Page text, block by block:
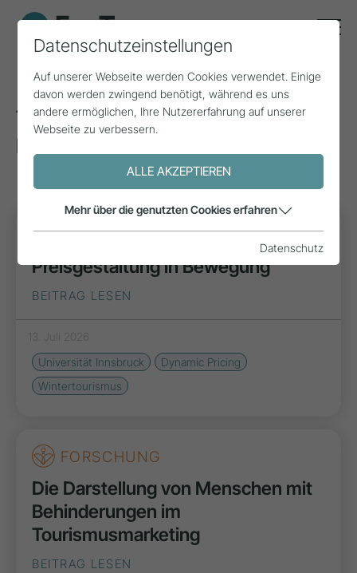
Tags zum Thema: Universität
Innsbruck
FORSCHUNG
Preisgestaltung in Bewegung
BEITRAG LESEN
13. Juli 2026
Universität Innsbruck
Dynamic Pricing
Wintertourismus
FORSCHUNG
Die Darstellung von Menschen mit
Behinderungen im
Tourismusmarketing
BEITRAG LESEN
Datenschutzeinstellungen
Auf unserer Webseite werden Cookies verwendet. Einige
davon werden zwingend benötigt, während es uns
andere ermöglichen, Ihre Nutzererfahrung auf unserer
Webseite zu verbessern.
ALLE AKZEPTIEREN
Mehr über die genutzten Cookies erfahren
Datenschutz